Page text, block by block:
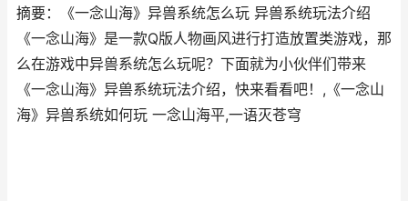
摘要：《一念山海》异兽系统怎么玩 异兽系统玩法介绍
《一念山海》是一款Q版人物画风进行打造放置类游戏，那
么在游戏中异兽系统怎么玩呢？下面就为小伙伴们带来
《一念山海》异兽系统玩法介绍，快来看看吧！,《一念山
海》异兽系统如何玩 一念山海平,一语灭苍穹